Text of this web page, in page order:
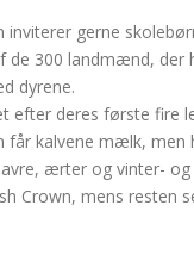
gerne
300 landmænd, der
dyrene.
efter deres første fire
får kalvene mælk, men
ærter og vinter- og
Crown, mens resten